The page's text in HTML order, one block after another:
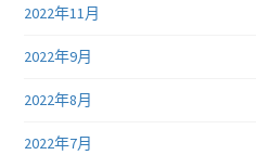
2022年11月
2022年9月
2022年8月
2022年7月